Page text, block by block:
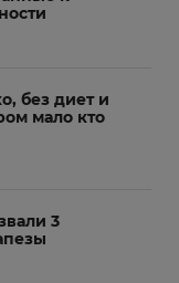
без диет и
мало кто
3